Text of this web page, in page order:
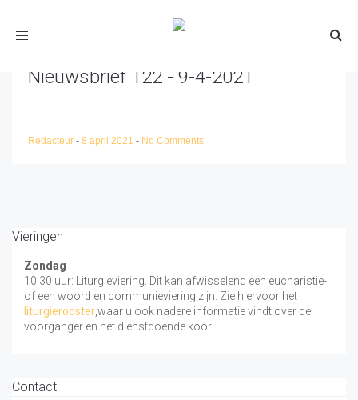
Toggle
Nieuwsbrief 122 - 9-4-2021
Redacteur - 8 april 2021 - No Comments
Vieringen
Zondag
10:30 uur: Liturgieviering. Dit kan afwisselend een eucharistie-
of een woord en communieviering zijn. Zie hiervoor het
liturgierooster,waar u ook nadere informatie vindt over de
voorganger en het dienstdoende koor.
Contact